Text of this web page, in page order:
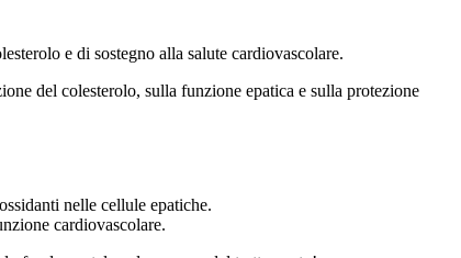
e di sostegno alla salute cardiovascolare.
del colesterolo, sulla funzione epatica e sulla protezione
nelle cellule epatiche.
cardiovascolare.